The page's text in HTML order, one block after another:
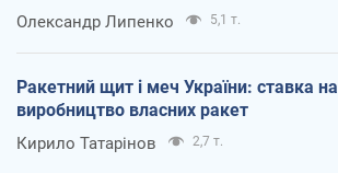
Олександр Липенко 5,1 т.
Ракетний щит і меч України: ставка на
виробництво власних ракет
Кирило Татарінов 2,7 т.